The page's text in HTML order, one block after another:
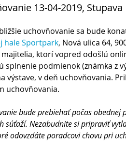
13-04-2019, Stupava
Najbližšie uchovňovanie sa
hale Sportpark, Nová ulica 64,
majitelia, ktorí vopred odošlú
splnenie podmienok (známka z
výstave, v deň uchovňovania.
uchovňovania.
bude prebiehať počas obednej
súťaží. Nezabudnite si pripraviť
odovzdáte poradcovi chovu pri